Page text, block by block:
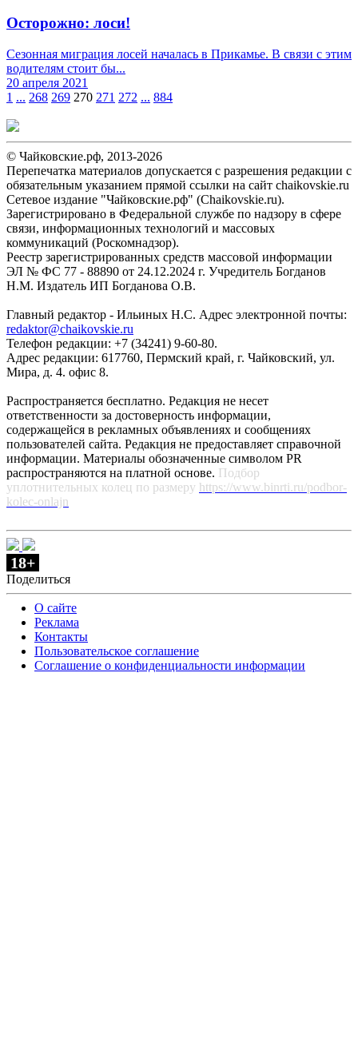
Осторожно: лоси!
Сезонная миграция лосей началась в Прикамье. В связи с этим
водителям стоит бы...
20 апреля 2021
1 ... 268 269 270 271 272 ... 884
© Чайковские.рф, 2013-2026
Перепечатка материалов допускается с разрешения редакции с
обязательным указанием прямой ссылки на сайт chaikovskie.ru
Сетевое издание "Чайковские.рф" (Chaikovskie.ru).
Зарегистрировано в Федеральной службе по надзору в сфере
связи, информационных технологий и массовых
коммуникаций (Роскомнадзор).
Реестр зарегистрированных средств массовой информации
ЭЛ № ФС 77 - 88890 от 24.12.2024 г. Учредитель Богданов
Н.М. Издатель ИП Богданова О.В.
Главный редактор - Ильиных Н.С. Адрес электронной почты:
redaktor@chaikovskie.ru
Телефон редакции: +7 (34241) 9-60-80.
Адрес редакции: 617760, Пермский край, г. Чайковский, ул.
Мира, д. 4. офис 8.
Распространяется бесплатно. Редакция не несет
ответственности за достоверность информации,
содержащейся в рекламных объявлениях и сообщениях
пользователей сайта. Редакция не предоставляет справочной
информации. Материалы обозначенные символом PR
распространяются на платной основе. Подбор
уплотнительных колец по размеру https://www.binrti.ru/podbor-
kolec-onlajn
18+
Поделиться
О сайте
Реклама
Контакты
Пользовательское соглашение
Соглашение о конфиденциальности информации